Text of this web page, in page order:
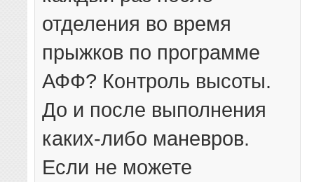
отделения во время
прыжков по программе
АФФ? Контроль высоты.
До и после выполнения
каких-либо маневров.
Если не можете